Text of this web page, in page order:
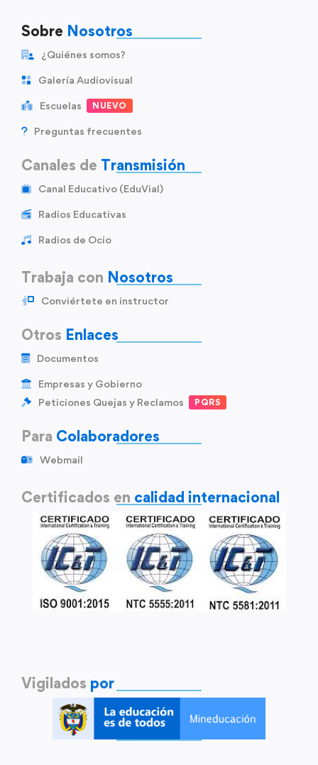
Sobre Nosotros
¿Quiénes somos?
Galería Audiovisual
Escuelas NUEVO
Preguntas frecuentes
Canales de Transmisión
Canal Educativo (EduVial)
Radios Educativas
Radios de Ocio
Trabaja con Nosotros
Conviértete en instructor
Otros Enlaces
Documentos
Empresas y Gobierno
Peticiones Quejas y Reclamos
PQRS
Para Colaboradores
Webmail
Certificados en calidad internacional
Vigilados por